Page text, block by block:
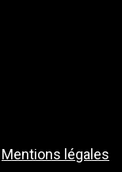
Mentions légales